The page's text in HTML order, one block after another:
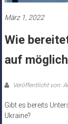
März 1, 2022
Wie
auf
Veröffentlicht von:
Gibt es bereits
Ukraine?